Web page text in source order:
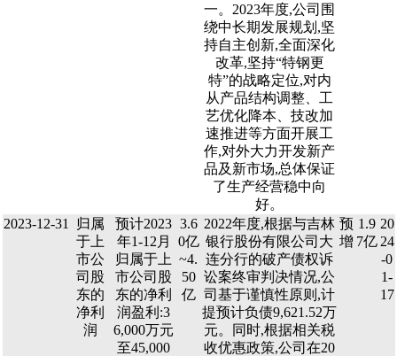
一。2023年度,公司围
绕中长期发展规划,坚
持自主创新,全面深化
改革,坚持“特钢更
特”的战略定位,对内
从产品结构调整、工
艺优化降本、技改加
速推进等方面开展工
作,对外大力开发新产
品及新市场,总体保证
了生产经营稳中向
好。
2023-12-31
归属
于上
市公
司股
东的
净利
润
预计2023
年1-12月
归属于上
市公司股
东的净利
润盈利:3
6,000万元
至45,000
3.6
0亿
~4.
50
亿
2022年度,根据与吉林
银行股份有限公司大
连分行的破产债权诉
讼案终审判决情况,公
司基于谨慎性原则,计
提预计负债9,621.52万
元。同时,根据相关税
收优惠政策,公司在20
预
增
1.9
7亿
20
24
-0
1-
17